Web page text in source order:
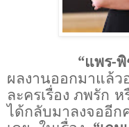
“แพร-
ผลงานออกมาแล้
ละครเรื่อง ภพรัก
ได้กลับมาลงจออี